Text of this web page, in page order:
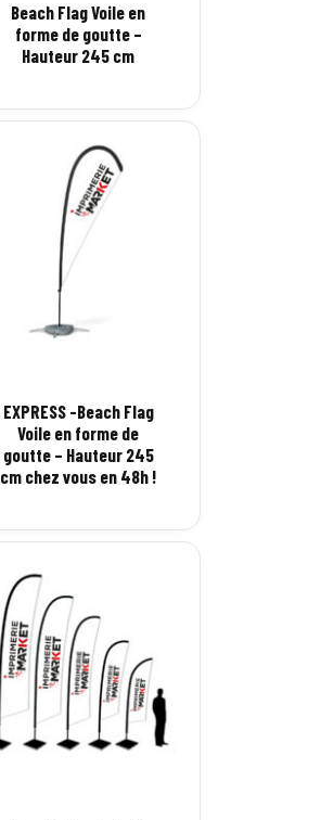
Beach Flag Voile en
forme de goutte –
Hauteur 245 cm
EXPRESS -Beach Flag
Voile en forme de
goutte – Hauteur 245
cm chez vous en 48h !